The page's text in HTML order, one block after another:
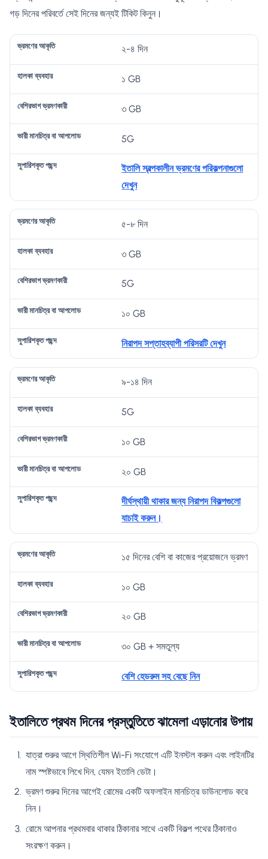
গড় দিনের পরিবর্তে সেই দিনের জন্যই টিকিট কিনুন।
ভ্র
র
কৃ
হা
ব্য
হা
বে
গ
রী
রী
লো
সু
পা
শ
কৃ
প
ছ
ন্দ
২-৪ দিন
১ GB
৩ GB
5G
ইতালি স্বল্পকালীন ভ্রমণের পরিকল্পনাগুলো
দেখুন
৫-৮ দিন
৩ GB
5G
১০ GB
নিরাপদ সপ্তাহব্যাপী পরিসরটি দেখুন
৯-১৪ দিন
5G
১০ GB
২০ GB
দীর্ঘস্থায়ী থাকার জন্য নিরাপদ বিকল্পগুলো
যাচাই করুন।
১৫ দিনের বেশি বা কাজের প্রয়োজনে ভ্রমণ
১০ GB
২০ GB
৩০ GB + সমতুল্য
বেশি হেডরুম সহ বেছে নিন
ইতালিতে প্রথম দিনের প্রস্তুতিতে ঝামেলা এড়ানোর উপায়
যাত্রা শুরুর আগে স্থিতিশীল Wi-Fi সংযোগে এটি ইনস্টল করুন এবং লাইনটির
নাম স্পষ্টভাবে লিখে দিন, যেমন ইতালি ডেটা।
ভ্রমণ শুরুর দিনের আগেই রোমের একটি অফলাইন মানচিত্র ডাউনলোড করে
নিন।
রোমে আপনার প্রথমবার থাকার ঠিকানার সাথে একটি বিকল্প পথের ঠিকানাও
সংরক্ষণ করুন।